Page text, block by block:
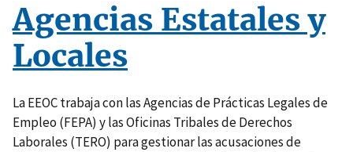
Agencias Estatales y
Locales
La EEOC trabaja con las Agencias de Prácticas Legales de
Empleo (FEPA) y las Oficinas Tribales de Derechos
Laborales (TERO) para gestionar las acusaciones de